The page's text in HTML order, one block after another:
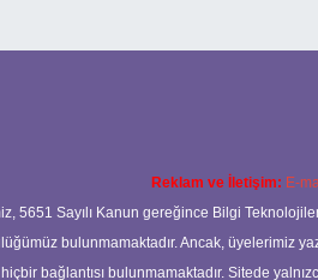
Reklam ve İletişim: E-
5651 Sayılı Kanun gereğince Bilgi
bulunmamaktadır. Ancak, üyelerimiz
bağlantısı bulunmamaktadır. Sitede